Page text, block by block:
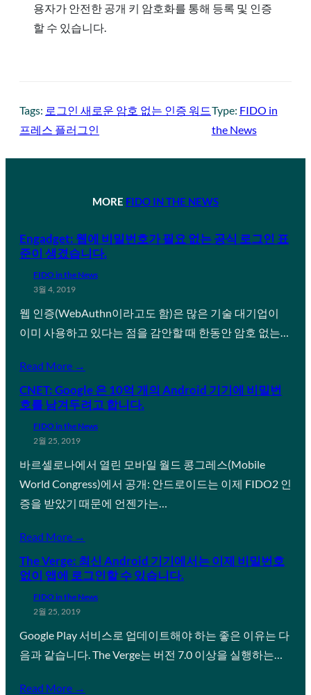
용자가 안전한 공개 키 암호화를 통해 등록 및 인증
할 수 있습니다.
Tags: 로그인 새로운 암호 없는 인증 워드
프레스 플러그인
Type: FIDO in
the News
MORE FIDO IN THE NEWS
Engadget: 웹에 비밀번호가 필요 없는 공식 로그인 표
준이 생겼습니다.
FIDO in the News
3월 4, 2019
웹 인증(WebAuthn이라고도 함)은 많은 기술 대기업이
이미 사용하고 있다는 점을 감안할 때 한동안 암호 없는…
Read More →
CNET: Google 은 10억 개의 Android 기기에 비밀번
호를 남겨두려고 합니다.
FIDO in the News
2월 25, 2019
바르셀로나에서 열린 모바일 월드 콩그레스(Mobile
World Congress)에서 공개: 안드로이드는 이제 FIDO2 인
증을 받았기 때문에 언젠가는…
Read More →
The Verge: 최신 Android 기기에서는 이제 비밀번호
없이 앱에 로그인할 수 있습니다.
FIDO in the News
2월 25, 2019
Google Play 서비스로 업데이트해야 하는 좋은 이유는 다
음과 같습니다. The Verge는 버전 7.0 이상을 실행하는…
Read More →